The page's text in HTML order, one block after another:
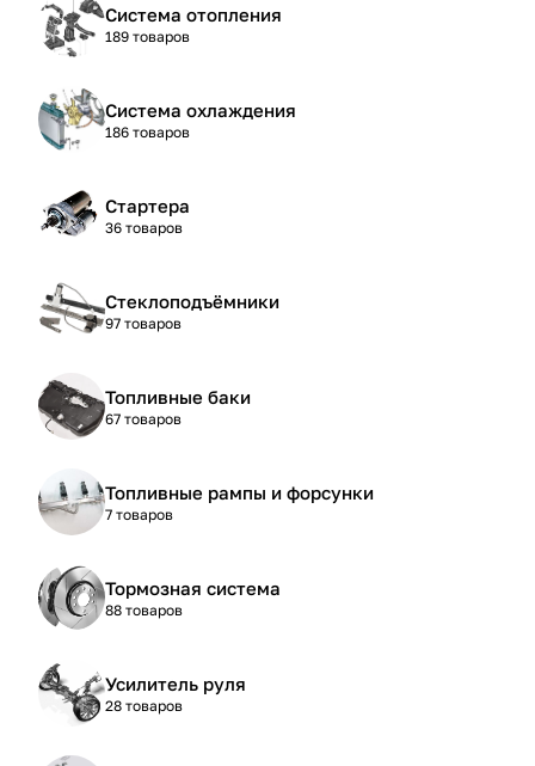
Система отопления
189 товаров
Система охлаждения
186 товаров
Стартера
36 товаров
Стеклоподъёмники
97 товаров
Топливные баки
67 товаров
Топливные рампы и форсунки
7 товаров
Тормозная система
88 товаров
Усилитель руля
28 товаров